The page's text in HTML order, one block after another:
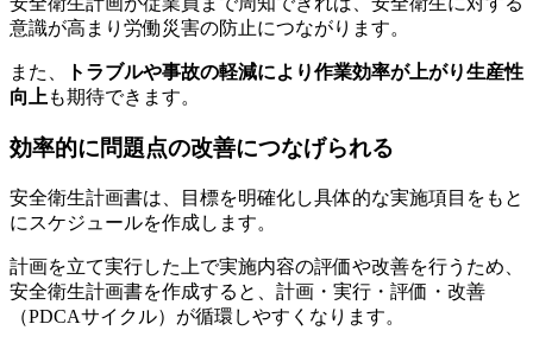
意識が高まり労働災害の防止につながります。
また、
トラブルや事故の軽減により作業効率が上がり生産性
向上 も期待できます。
効率的に問題点の改善につなげられる
安全衛生計画書は、目標を明確化し具体的な実施項目をもと
にスケジュールを作成します。
計画を立て実行した上で実施内容の評価や改善を行うため、
安全衛生計画書を作成すると、計画・実行・評価・改善
（PDCAサイクル）が循環しやすくなります。